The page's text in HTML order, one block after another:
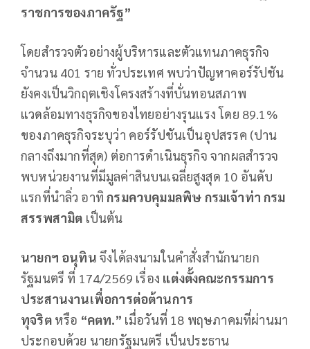
ราชการของภาครัฐ”
โดยสำรวจตัวอย่างผู้บริหารและตัวแทนภาคธุรกิจ
จำนวน 401 ราย ทั่วประเทศ พบว่าปัญหาคอร์รัปชัน
ยังคงเป็นวิกฤตเชิงโครงสร้างที่บั่นทอนสภาพ
แวดล้อมทางธุรกิจของไทยอย่างรุนแรง โดย 89.1%
ของภาคธุรกิจระบุว่า คอร์รัปชันเป็นอุปสรรค (ปาน
กลางถึงมากที่สุด) ต่อการดำเนินธุรกิจ จากผลสำรวจ
พบหน่วยงานที่มีมูลค่าสินบนเฉลี่ยสูงสุด 10 อันดับ
แรกที่นำลิ่ว อาทิกรมควบคุมมลพิษ กรมเจ้าท่า กรม
สรรพสามิต เป็นต้น
นายกฯ อนุทิน จึงได้ลงนามในคำสั่งสำนักนายก
รัฐมนตรี ที่ 174/2569 เรื่อง แต่งตั้งคณะกรรมการ
ประสานงานเพื่อการต่อต้านการ
ทุจริตหรือ “คตท.” เมื่อวันที่ 18 พฤษภาคมที่ผ่านมา
ประกอบด้วย นายกรัฐมนตรี เป็นประธาน